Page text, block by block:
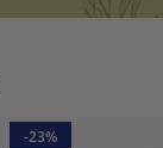
-23%